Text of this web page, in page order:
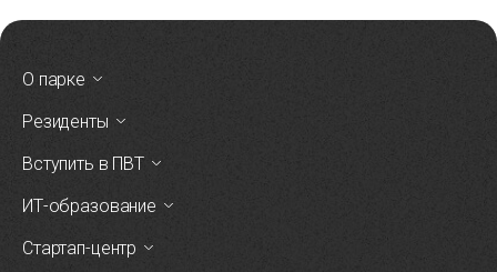
О парке
Резиденты
Вступить в ПВТ
ИТ-образование
Стартап-центр